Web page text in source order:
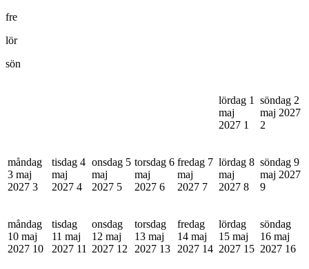
fre
lör
sön
lördag 1
maj
2027 1
söndag 2
maj 2027
2
måndag
3 maj
2027 3
tisdag 4
maj
2027 4
onsdag 5
maj
2027 5
torsdag 6
maj
2027 6
fredag 7
maj
2027 7
lördag 8
maj
2027 8
söndag 9
maj 2027
9
måndag
10 maj
2027 10
tisdag
11 maj
2027 11
onsdag
12 maj
2027 12
torsdag
13 maj
2027 13
fredag
14 maj
2027 14
lördag
15 maj
2027 15
söndag
16 maj
2027 16